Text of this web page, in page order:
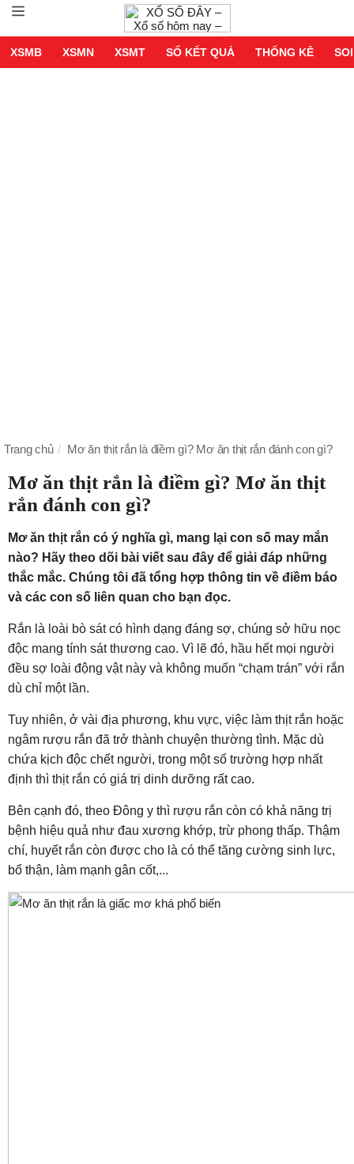
XSMB XSMN XSMT SỔ KẾT QUẢ THỐNG KÊ
Trang chủ Mơ ăn thịt rắn là điềm gì? Mơ ăn thịt rắn đánh con gì?
Mơ ăn thịt rắn là điềm gì? Mơ ăn thịt
rắn đánh con gì?
Mơ ăn thịt rắn có ý nghĩa gì, mang lại con số may mắn
nào? Hãy theo dõi bài viết sau đây để giải đáp những
thắc mắc. Chúng tôi đã tổng hợp thông tin về điềm báo
và các con số liên quan cho bạn đọc.
Rắn là loài bò sát có hình dạng đáng sợ, chúng sở hữu nọc
độc mang tính sát thương cao. Vì lẽ đó, hầu hết mọi người
đều sợ loài động vật này và không muốn “chạm trán” với rắn
dù chỉ một lần.
Tuy nhiên, ở vài địa phương, khu vực, việc làm thịt rắn hoặc
ngâm rượu rắn đã trở thành chuyện thường tình. Mặc dù
chứa kịch độc chết người, trong một số trường hợp nhất
định thì thịt rắn có giá trị dinh dưỡng rất cao.
Bên cạnh đó, theo Đông y thì rượu rắn còn có khả năng trị
bệnh hiệu quả như đau xương khớp, trừ phong thấp. Thậm
chí, huyết rắn còn được cho là có thể tăng cường sinh lực,
bổ thận, làm mạnh gân cốt,...